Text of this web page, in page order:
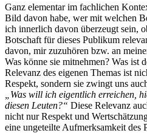
Ganz elementar im fachlichen
Bild davon habe, wer mit welchen
ich innerlich davon überzeugt sein,
Botschaft für dieses Publikum
davon, mir zuzuhören bzw. an
Was könne sie mitnehmen? Was ist
Relevanz des eigenen Themas ist
Respekt, sondern sie zwingt uns
„Was will ich eigentlich erreichen,
diesen Leuten?“ Diese Relevanz
nicht nur Respekt und
eine ungeteilte Aufmerksamkeit des